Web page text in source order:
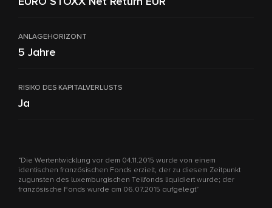
ANLAGEHORIZONT
5 Jahre
RISIKO DES KAPITALVERLUSTS
Ja
“Die Wertentwicklung vor dem 04.11.2015 wurde von einem
identischen französischen Fonds erzielt, der zu diesem Zeitpunkt
zugunsten des luxemburgischen Teilfonds liquidiert wurde; der
französische Fonds wurde am 06.07.2015 aufgelegt”